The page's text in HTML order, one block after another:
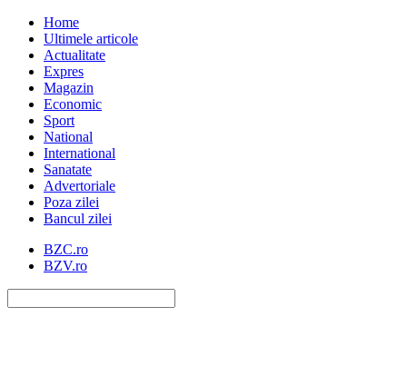
Home
Ultimele articole
Actualitate
Expres
Magazin
Economic
Sport
National
International
Sanatate
Advertoriale
Poza zilei
Bancul zilei
BZC.ro
BZV.ro